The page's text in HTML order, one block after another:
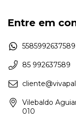
Entre em
5585992637589
85 992637589
Vilebaldo
010